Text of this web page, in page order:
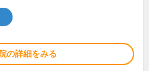
の詳細をみる